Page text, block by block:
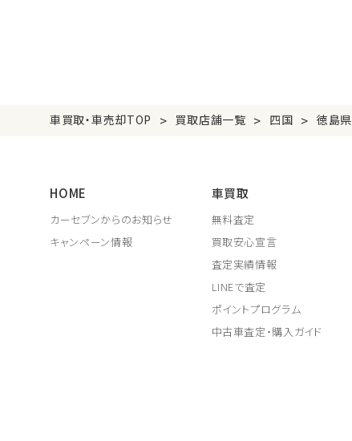
車買取・車売却TOP > 買取店舗一覧 > 四国 > 徳島県
HOME
カーセブンからのお知らせ
キャンペーン情報
車買取
無料査定
買取安心宣言
査定実績情報
LINEで査定
ポイントプログラム
中古車査定・購入ガイド